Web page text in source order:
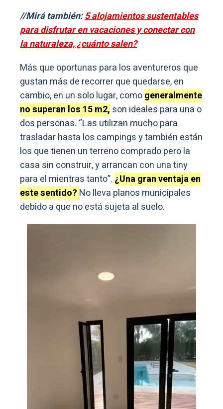
//Mirá también:5 alojamientos sustentables
para disfrutar en vacaciones y conectar con
la naturaleza, ¿cuánto salen?
Más que oportunas para los aventureros que
gustan más de recorrer que quedarse, en
cambio, en un solo lugar, comogeneralmente
no superan los 15 m2, son ideales para una o
dos personas. “Las utilizan mucho para
trasladar hasta los campings y también están
los que tienen un terreno comprado pero la
casa sin construir, y arrancan con una tiny
para el mientras tanto”. ¿Una gran ventaja en
este sentido? No lleva planos municipales
debido a que no está sujeta al suelo.